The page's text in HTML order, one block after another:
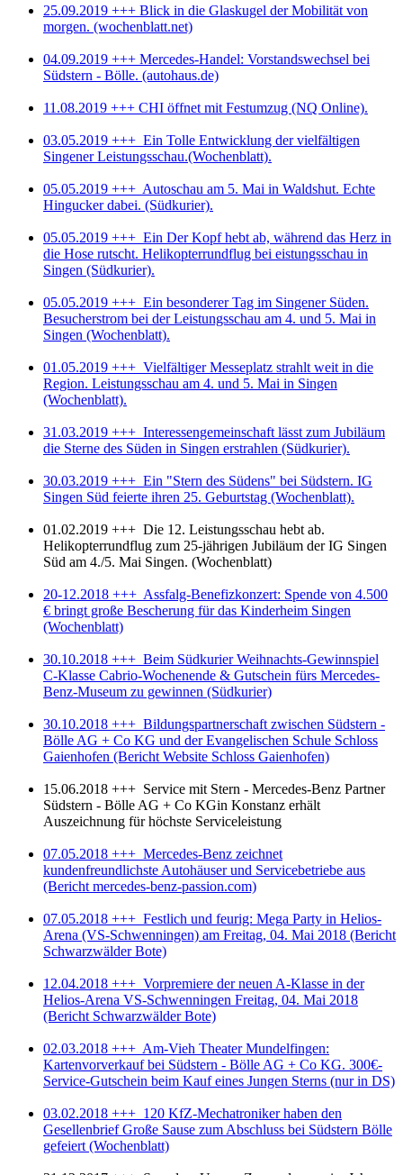
Sofern Cookies von Drittunternehmen oder zu
Analysezwecken eingesetzt werden, werden wir Sie
hierüber im Rahmen dieser Datenschutzerklärung
gesondert informieren und ggf. Ihre Einwilligung abfragen.
das Setzen von Cookies vorab informiert werden und im
Einzelfall entscheiden können, ob Sie die Annahme von
Cookies für bestimmte Fälle oder generell ausschließen,
oder dass Cookies komplett verhindert werden. Dadurch
kann die Funktionalität der Website eingeschränkt
Ihres Webbrowsers oder auf der Website des Herstellers
Ihres Browsers darüber, wie Ihr Browserprogramm
Ihnen in der Menüleiste Ihres Webbrowsers über die
Hilfe-Funktion angezeigt, wie Sie über das Setzen von
abweisen und auch bereits erhaltene Cookies löschen
können. Über die Verwendung von Cookies informieren
einen Cookie-Banner.
Sollten Sie uns bzgl. Ihrer Einwilligung kontaktieren,
geben Sie Ihre Einwilligungs-ID und das Datum an, wenn
Sie uns bezüglich Ihrer Einwilligung kontaktieren. Ihre
Einwilligung trifft auf die folgenden Domains zu:
karriere.suedstern-boelle.de
25.09.2019 +++ Blick in die Glaskugel der Mobilität von
morgen. (wochenblatt.net)
04.09.2019 +++ Mercedes-Handel: Vorstandswechsel bei
Südstern - Bölle. (autohaus.de)
11.08.2019 +++ CHI öffnet mit Festumzug (NQ Online).
03.05.2019 +++ Ein Tolle Entwicklung der vielfältigen
Singener Leistungsschau.(Wochenblatt).
05.05.2019 +++ Autoschau am 5. Mai in Waldshut. Echte
Hingucker dabei. (Südkurier).
05.05.2019 +++ Ein Der Kopf hebt ab, während das Herz in
die Hose rutscht. Helikopterrundflug bei eistungsschau in
Singen (Südkurier).
05.05.2019 +++ Ein besonderer Tag im Singener Süden.
Besucherstrom bei der Leistungsschau am 4. und 5. Mai in
Singen (Wochenblatt).
01.05.2019 +++ Vielfältiger Messeplatz strahlt weit in die
Region. Leistungsschau am 4. und 5. Mai in Singen
(Wochenblatt).
31.03.2019 +++ Interessengemeinschaft lässt zum Jubiläum
die Sterne des Süden in Singen erstrahlen (Südkurier).
30.03.2019 +++ Ein "Stern des Südens" bei Südstern. IG
Singen Süd feierte ihren 25. Geburtstag (Wochenblatt).
01.02.2019 +++ Die 12. Leistungsschau hebt ab.
Helikopterrundflug zum 25-jährigen Jubiläum der IG Singen
Süd am 4./5. Mai Singen. (Wochenblatt)
20-12.2018 +++ Assfalg-Benefizkonzert: Spende von 4.500
€ bringt große Bescherung für das Kinderheim Singen
(Wochenblatt)
30.10.2018 +++ Beim Südkurier Weihnachts-Gewinnspiel
C-Klasse Cabrio-Wochenende & Gutschein fürs Mercedes-
Benz-Museum zu gewinnen (Südkurier)
30.10.2018 +++ Bildungspartnerschaft zwischen Südstern -
Bölle AG + Co KG und der Evangelischen Schule Schloss
Gaienhofen (Bericht Website Schloss Gaienhofen)
15.06.2018 +++ Service mit Stern - Mercedes-Benz Partner
Südstern - Bölle AG + Co KGin Konstanz erhält
Auszeichnung für höchste Serviceleistung
07.05.2018 +++ Mercedes-Benz zeichnet
kundenfreundlichste Autohäuser und Servicebetriebe aus
(Bericht mercedes-benz-passion.com)
07.05.2018 +++ Festlich und feurig: Mega Party in Helios-
Arena (VS-Schwenningen) am Freitag, 04. Mai 2018 (Bericht
Schwarzwälder Bote)
12.04.2018 +++ Vorpremiere der neuen A-Klasse in der
Helios-Arena VS-Schwenningen Freitag, 04. Mai 2018
(Bericht Schwarzwälder Bote)
02.03.2018 +++ Am-Vieh Theater Mundelfingen:
Kartenvorverkauf bei Südstern - Bölle AG + Co KG. 300€-
Service-Gutschein beim Kauf eines Jungen Sterns (nur in DS)
03.02.2018 +++ 120 KfZ-Mechatroniker haben den
Gesellenbrief Große Sause zum Abschluss bei Südstern Bölle
gefeiert (Wochenblatt)